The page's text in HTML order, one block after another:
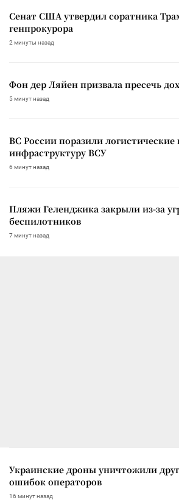
Сенат США утвердил соратника
генпрокурора
2 минуты назад
Фон дер Ляйен призвала пресечь
5 минут назад
ВС России поразили
инфраструктуру ВСУ
6 минут назад
Пляжи Геленджика закрыли из-за
беспилотников
7 минут назад
Украинские дроны уничтожили друг
ошибок операторов
16 минут назад